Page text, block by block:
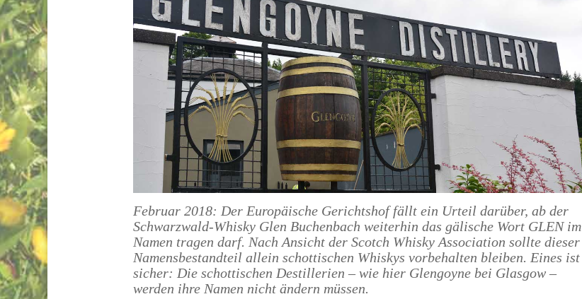
Februar 2018: Der Europäische Gerichtshof fällt ein Urteil darüber, ab der
Schwarzwald-Whisky Glen Buchenbach weiterhin das gälische Wort GLEN im
Namen tragen darf. Nach Ansicht der Scotch Whisky Association sollte dieser
Namensbestandteil allein schottischen Whiskys vorbehalten bleiben. Eines ist
sicher: Die schottischen Destillerien – wie hier Glengoyne bei Glasgow –
werden ihre Namen nicht ändern müssen.